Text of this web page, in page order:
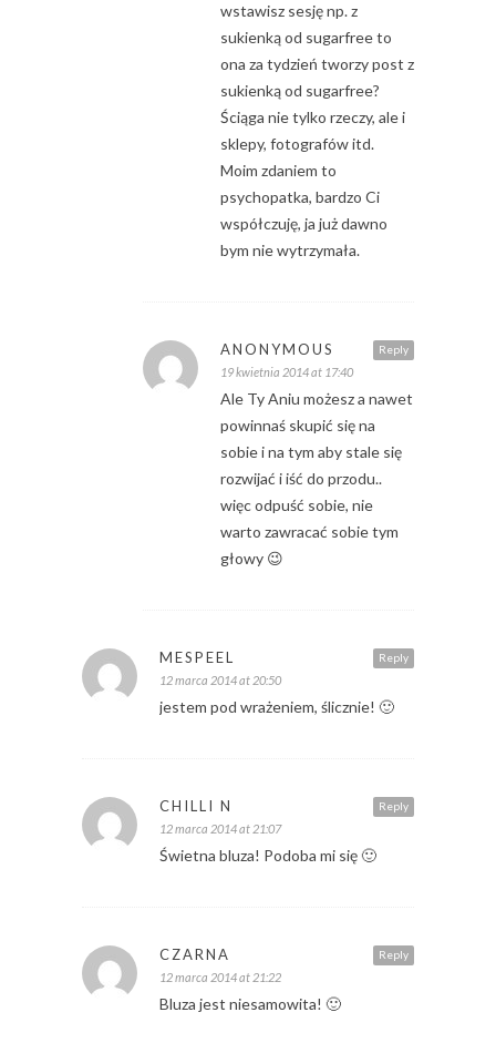
wstawisz sesję np. z
sukienką od sugarfree to
ona za tydzień tworzy post z
sukienką od sugarfree?
Ściąga nie tylko rzeczy, ale i
sklepy, fotografów itd.
Moim zdaniem to
psychopatka, bardzo Ci
współczuję, ja już dawno
bym nie wytrzymała.
Reply
ANONYMOUS
19 kwietnia 2014 at 17:40
Ale Ty Aniu możesz a nawet
powinnaś skupić się na
sobie i na tym aby stale się
rozwijać i iść do przodu..
więc odpuść sobie, nie
warto zawracać sobie tym
głowy 😉
Reply
MESPEEL
12 marca 2014 at 20:50
jestem pod wrażeniem, ślicznie! 🙂
Reply
CHILLI N
12 marca 2014 at 21:07
Świetna bluza! Podoba mi się 🙂
Reply
CZARNA
12 marca 2014 at 21:22
Bluza jest niesamowita! 🙂